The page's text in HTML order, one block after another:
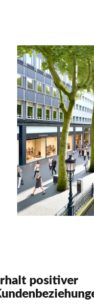
positiver